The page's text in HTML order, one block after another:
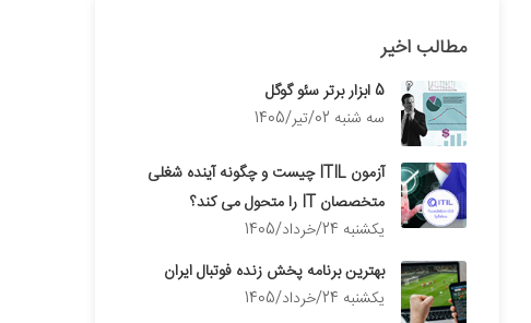
مطالب اخیر
5 ابزار برتر سئو گوگل
سه شنبه 02/تیر/1405
آزمون ITIL چیست و چگونه آینده شغلی
متخصصان IT را متحول می کند؟
يكشنبه 24/خرداد/1405
بهترین برنامه پخش زنده فوتبال ایران
يكشنبه 24/خرداد/1405